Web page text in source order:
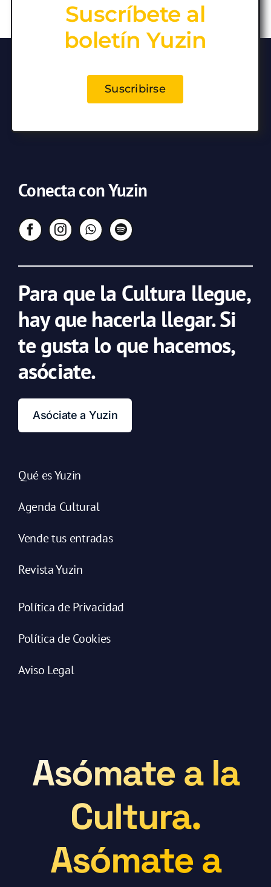
Suscríbete al
boletín Yuzin
Suscribirse
Conecta con Yuzin
Para que la Cultura llegue,
hay que hacerla llegar. Si
te gusta lo que hacemos,
asóciate.
Asóciate a Yuzin
Qué es Yuzin
Agenda Cultural
Vende tus entradas
Revista Yuzin
Política de Privacidad
Política de Cookies
Aviso Legal
Asómate a la
Cultura.
Asómate a